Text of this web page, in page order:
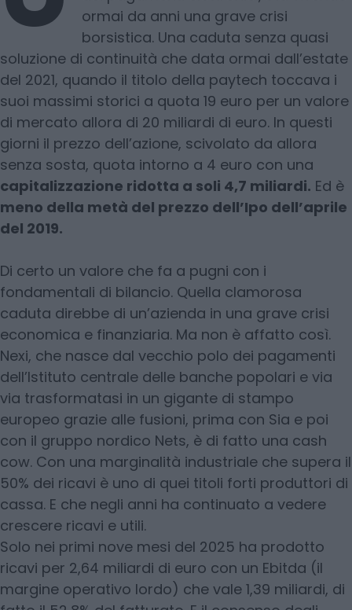
ormai da anni una grave crisi
borsistica. Una caduta senza quasi
soluzione di continuità che data ormai dall’estate
del 2021, quando il titolo della paytech toccava i
suoi massimi storici a quota 19 euro per un valore
di mercato allora di 20 miliardi di euro. In questi
giorni il prezzo dell’azione, scivolato da allora
senza sosta, quota intorno a 4 euro con una
capitalizzazione ridotta a soli 4,7 miliardi. Ed è
meno della metà del prezzo dell’Ipo dell’aprile
del 2019.
Di certo un valore che fa a pugni con i
fondamentali di bilancio. Quella clamorosa
caduta direbbe di un’azienda in una grave crisi
economica e finanziaria. Ma non è affatto così.
Nexi, che nasce dal vecchio polo dei pagamenti
dell’Istituto centrale delle banche popolari e via
via trasformatasi in un gigante di stampo
europeo grazie alle fusioni, prima con Sia e poi
con il gruppo nordico Nets, è di fatto una cash
cow. Con una marginalità industriale che supera il
50% dei ricavi è uno di quei titoli forti produttori di
cassa. E che negli anni ha continuato a vedere
crescere ricavi e utili.
Solo nei primi nove mesi del 2025 ha prodotto
ricavi per 2,64 miliardi di euro con un Ebitda (il
margine operativo lordo) che vale 1,39 miliardi, di